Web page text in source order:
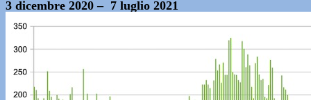
3 dicembre 2020 – 7 luglio 2021